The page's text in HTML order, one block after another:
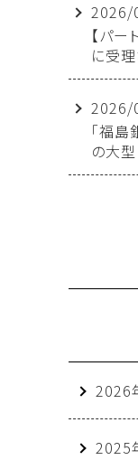
2026/
【パ
に受理
2026/
「福
の大
映され
2026
2025